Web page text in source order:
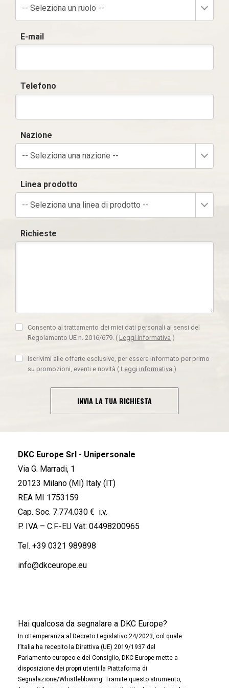
-- Seleziona un ruolo --
E-mail
Telefono
Nazione
-- Seleziona una nazione --
Linea prodotto
-- Seleziona una linea di prodotto --
Richieste
Consento al trattamento dei miei dati personali ai sensi del
Regolamento UE n. 2016/679. ( Leggi informativa )
Iscrivimi alle offerte esclusive, per essere informato per primo
su promozioni, eventi e novità ( Leggi informativa )
INVIA LA TUA RICHIESTA
DKC Europe Srl - Unipersonale
Via G. Marradi, 1
20123 Milano (MI) Italy (IT)
REA MI 1753159
Cap. Soc. 7.774.030 € i.v.
P. IVA – C.F.-EU Vat: 04498200965
Tel. +39 0321 989898
info@dkceurope.eu
Hai qualcosa da segnalare a DKC Europe?
In ottemperanza al Decreto Legislativo 24/2023, col quale
l’Italia ha recepito la Direttiva (UE) 2019/1937 del
Parlamento europeo e del Consiglio, DKC Europe mette a
disposizione dei propri utenti la Piattaforma di
Segnalazione/Whistleblowing. Tramite questo strumento,